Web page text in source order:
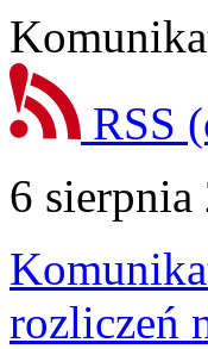
RSS
6 sierpnia
rozliczeń